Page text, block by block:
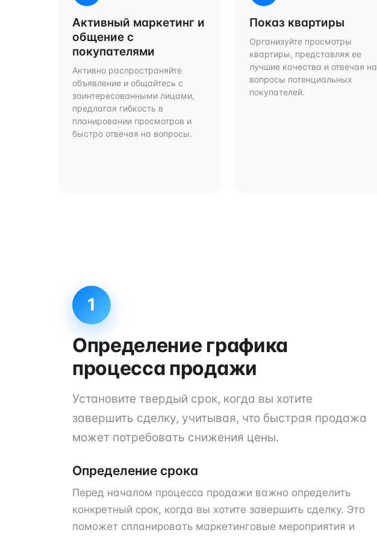
Активный маркетинг и
общение с
покупателями
Активно распространяйте
объявление и общайтесь с
заинтересованными лицами,
предлагая гибкость в
планировании просмотров и
быстро отвечая на вопросы.
Показ квартиры
Организуйте просмотры
квартиры, представляя ее
лучшие качества и отвечая на
вопросы потенциальных
покупателей.
1
Определение графика
процесса продажи
Установите твердый срок, когда вы хотите
завершить сделку, учитывая, что быстрая продажа
может потребовать снижения цены.
Определение срока
Перед началом процесса продажи важно определить
конкретный срок, когда вы хотите завершить сделку. Это
поможет спланировать маркетинговые мероприятия и